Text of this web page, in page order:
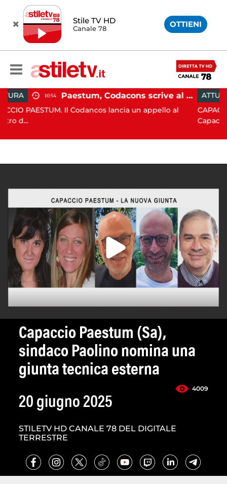
Stile TV HD
Canale 78 OTTIENI
Paestum, Codacons scrive al ministro Giuli: "Rilanciare scavi dell'Anfiteatro nell'area archeologica"
Il Codancos lancia un appello al
ATTUALITÀ 15:05
CAPACCIO PAESTUM.
Capaccio Paestum (Sa),
sindaco Paolino nomina una
giunta tecnica esterna
4009
20 giugno 2025
STILETV HD CANALE 78 DEL DIGITALE
TERRESTRE